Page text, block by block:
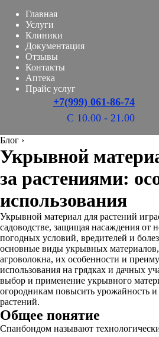
Главная
Услуги
Клиники
Документация
Отзывы
Контакты
Аптека
Прайс услуг
+7(999) 061-86-74
С 10.00 - 21.00
Блог ›
Укрывной
за растениями:
использования
Укрывной материал для растений
садоводстве, защищая насаждения от
погодных условий, вредителей и
основные виды укрывных
агроволокна, их особенности и
использования на грядках и дачных
выбор и применение укрывного
огородникам повысить урожайность и
растений.
Общее понятие
Спанбондом называют